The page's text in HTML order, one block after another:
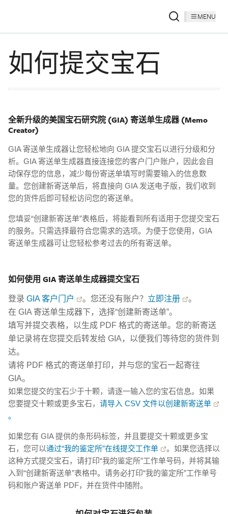
MENU
如何提交宝石
全新升级的美国宝石研究院 (GIA) 寄送单生成器 (Memo
Creator)
GIA 寄送单生成器让您轻松地向 GIA 提交宝石以进行分级和分
析。GIA 寄送单生成器直接连接您的客户门户账户，因此会自
动保存您的信息，减少每份寄送单填写时需要输入的信息数
量。您创建新寄送单后，将直接向 GIA 发送电子版，我们收到
您的货件后即可轻松访问您的寄送单。
您填妥“创建新寄送单”表格后，将能看到所有适用于您提交宝石
的服务。只需选择最符合您需求的选项。为便于您使用，GIA
寄送单生成器可让您轻松参考过去的所有寄送单。
如何使用 GIA 寄送单生成器提交宝石
登录 GIA 客户门户 。您还没有账户？ 立即注册
。
在 GIA 寄送单生成器下，选择“创建新寄送单”。
填写并提交表格，以生成 PDF 格式的寄送单。您的新寄送
单记录将在您提交后转发给 GIA，以便我们等待您的货件到
达。
请将 PDF 格式的寄送单打印，并与您的宝石一起寄往
GIA。
如果您提交的宝石少于十颗，请逐一输入您的宝石信息。如果
您要提交十颗或更多宝石， 请导入 CSV 文件以创建新寄送单
。
如果您有 GIA 提供的条形码标签，并且要提交十颗或更多宝
石，您可以通过“我的鉴定所”在线提交工作单
。如果您选择以
这种方式提交宝石，请打印“我的鉴定所”工作单号码，并将其输
入到“创建新寄送单”表格中。请务必打印“我的鉴定所”工作单号
码和账户寄送单 PDF，并在货件中随附。